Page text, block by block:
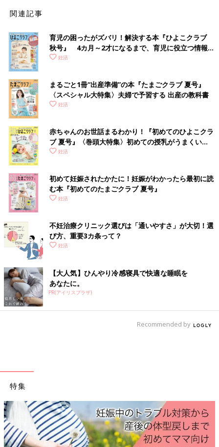
●Q.平均的な精子ってどういうこと？
1回の射精につき、精液量1.4mL以上、精子濃度1600万/mL以
上、運動率42％以上、正常形態率4％以上、というのがWHO（世
界保健機関）が定めた精液検査正常値です（2021年）。
ている場合、再検査や精密検査をすることもあります。
検査は通常通りの生活のまま受けて大丈夫。
ただ、検査の前日は禁欲して、十分な量を採精できるようにした
ほうがいいでしょう。
□3カ月以内に発熱がないか
関連記事
育児の困ったがズバリ！解決する本『ひよこクラブ
秋号』 4カ月～2才になるまで、育児に役立つ情報が
いっぱい！
妊活
まるごと1冊“出産準備”の本『たまごクラブ 夏号』
〈スペシャル大特集〉夫婦で予習する 出産の教科書
妊活
赤ちゃんのお世話まるわかり！『初めてのひよこクラ
ブ 夏号』〈巻頭大特集〉初めての授乳がうまくい
く！ おっぱい・ミルクの基本と夏のトラブル 解決テ
妊活
初めて妊娠されたかたに！妊娠がわかったら最初に読
む本『初めてのたまごクラブ 夏号』
妊活
不妊治療クリニック選びは「通いやすさ」が大切！選
び方、重要3カ条って？
妊活
【大人気】ひんやり冷感寝具で快適な睡眠を
あなたに。
PR(アイリスプラザ)
Recommended by
特集